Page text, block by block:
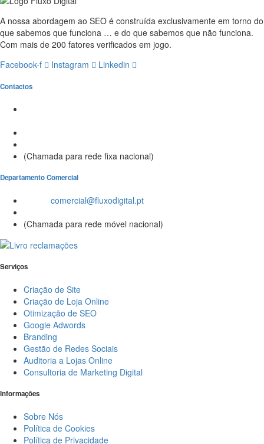
A nossa abordagem ao SEO é construída exclusivamente em torno do
que sabemos que funciona … e do que sabemos que não funciona.
Com mais de 200 fatores verificados em jogo.
Facebook-f
Instagram Linkedin
Contactos
(Chamada para rede fixa nacional)
Departamento Comercial
comercial@fluxodigital.pt
(Chamada para rede móvel nacional)
Serviços
Criação de Site
Criação de Loja Online
Otimização de SEO
Google Adwords
Branding
Gestão de Redes Sociais
Auditoria a Lojas Online
Consultoria de Marketing Digital
Informações
Sobre Nós
Política de Cookies
Política de Privacidade